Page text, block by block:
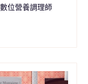
位營養調理師